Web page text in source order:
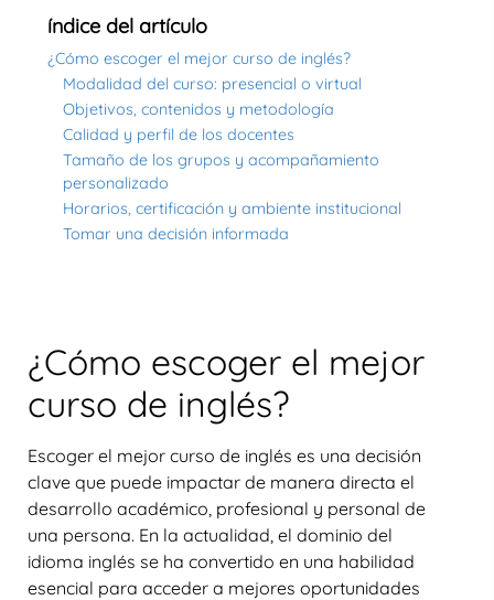
índice del artículo
¿Cómo escoger el mejor curso de inglés?
Modalidad del curso: presencial o virtual
Objetivos, contenidos y metodología
Calidad y perfil de los docentes
Tamaño de los grupos y acompañamiento
personalizado
Horarios, certificación y ambiente institucional
Tomar una decisión informada
¿Cómo escoger el mejor
curso de inglés?
Escoger el mejor curso de inglés es una decisión
clave que puede impactar de manera directa el
desarrollo académico, profesional y personal de
una persona. En la actualidad, el dominio del
idioma inglés se ha convertido en una habilidad
esencial para acceder a mejores oportunidades